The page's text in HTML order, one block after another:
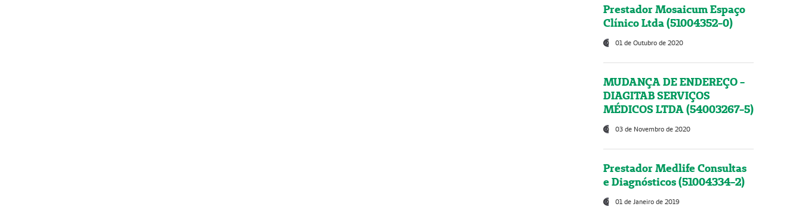
Prestador Mosaicum Espaço
Clínico Ltda (51004352-0)
01 de Outubro de 2020
MUDANÇA DE ENDEREÇO -
DIAGITAB SERVIÇOS
MÉDICOS LTDA (54003267-5)
03 de Novembro de 2020
Prestador Medlife Consultas
e Diagnósticos (51004334-2)
01 de Janeiro de 2019